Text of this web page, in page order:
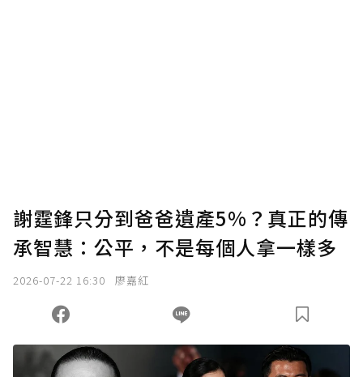
謝霆鋒只分到爸爸遺產5%？真正的傳
承智慧：公平，不是每個人拿一樣多
2026-07-22 16:30 廖嘉紅